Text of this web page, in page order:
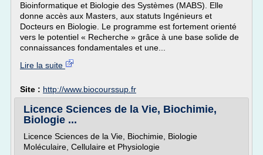
Bioinformatique et Biologie des Systèmes (MABS). Elle
donne accès aux Masters, aux statuts Ingénieurs et
Docteurs en Biologie. Le programme est fortement orienté
vers le potentiel « Recherche » grâce à une base solide de
connaissances fondamentales et une...
Lire la suite
Site : http://www.biocourssup.fr
Licence Sciences de la Vie, Biochimie,
Biologie ...
Licence Sciences de la Vie, Biochimie, Biologie
Moléculaire, Cellulaire et Physiologie